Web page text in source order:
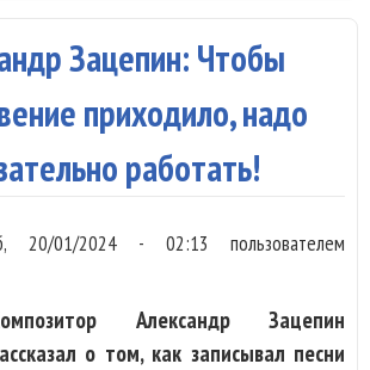
Зацепин: Чтобы
приходило, надо
работать!
20/01/2024 - 02:13 пользователем
Александр Зацепин
о том, как записывал песни